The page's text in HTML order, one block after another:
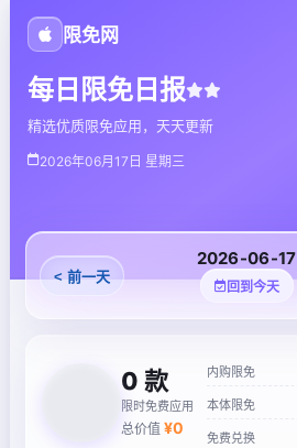
限免网
每日限免日报
精选优质限免应用，天天更新
2026年06月17日 星期三
< 前一天
2026-06-17
回到今天
0 款
限时免费应用
总价值 ¥0
内购限免
本体限免
免费兑换